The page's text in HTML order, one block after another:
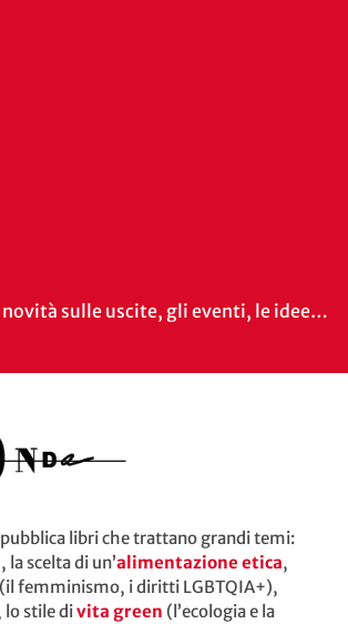
novità sulle uscite, gli eventi, le idee…
libri che trattano grandi temi:
, la scelta di un’alimentazione etica,
(il femminismo, i diritti LGBTQIA+),
lo stile divita green (l’ecologia e la